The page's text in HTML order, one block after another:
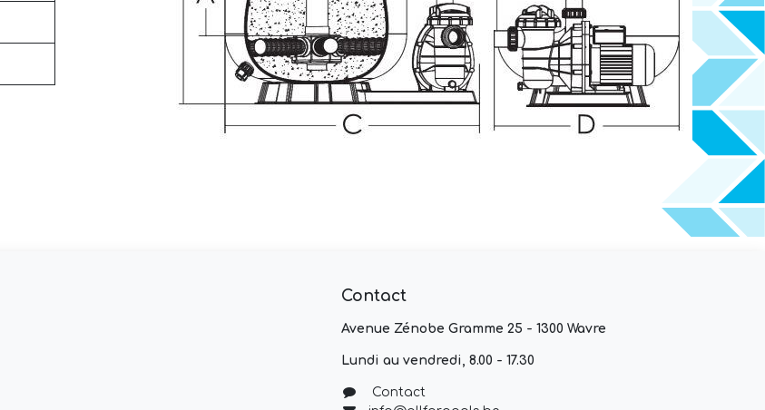
Contact
Avenue Zénobe Gramme 25 - 1300 Wavre
Lundi au vendredi, 8.00 - 17.30
Contact